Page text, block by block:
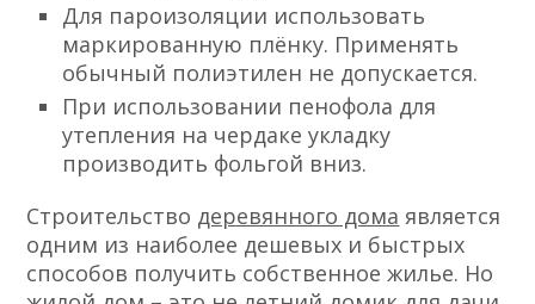
Для пароизоляции использовать
маркированную плёнку. Применять
обычный полиэтилен не допускается.
При использовании пенофола для
утепления на чердаке укладку
производить фольгой вниз.
Строительство деревянного дома является
одним из наиболее дешевых и быстрых
способов получить собственное жилье. Но